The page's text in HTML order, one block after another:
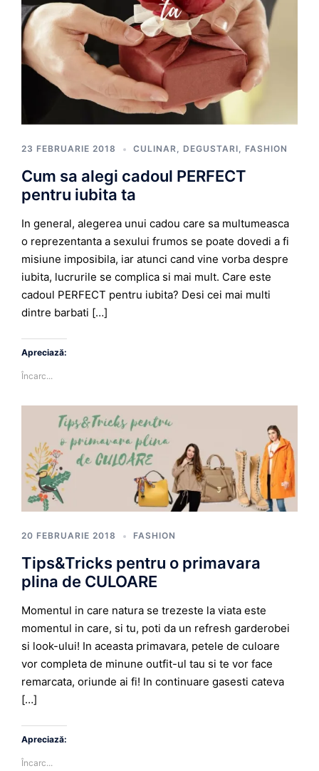
23 FEBRUARIE 2018 CULINAR DEGUSTARI FASHION
Cum sa alegi cadoul PERFECT
pentru iubita ta
In general, alegerea unui cadou care sa multumeasca
o reprezentanta a sexului frumos se poate dovedi a fi
misiune imposibila, iar atunci cand vine vorba despre
iubita, lucrurile se complica si mai mult. Care este
cadoul PERFECT pentru iubita? Desi cei mai multi
dintre barbati […]
Apreciază:
Încarc...
20 FEBRUARIE 2018 FASHION
Tips&Tricks pentru o primavara
plina de CULOARE
Momentul in care natura se trezeste la viata este
momentul in care, si tu, poti da un refresh garderobei
si look-ului! In aceasta primavara, petele de culoare
vor completa de minune outfit-ul tau si te vor face
remarcata, oriunde ai fi! In continuare gasesti cateva
[…]
Apreciază:
Încarc...